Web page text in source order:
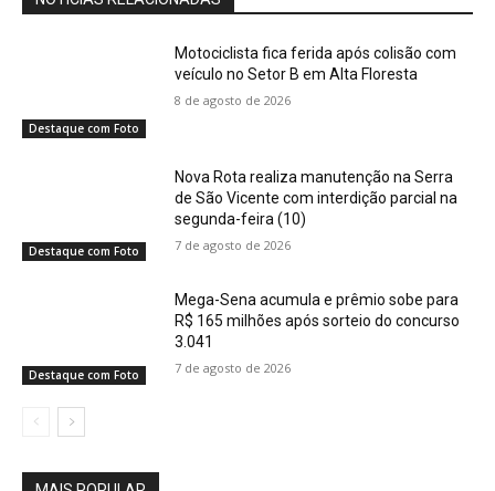
Destaque com Foto
Motociclista fica ferida após colisão com
veículo no Setor B em Alta Floresta
8 de agosto de 2026
Destaque com Foto
Nova Rota realiza manutenção na Serra
de São Vicente com interdição parcial na
segunda-feira (10)
7 de agosto de 2026
Destaque com Foto
Mega-Sena acumula e prêmio sobe para
R$ 165 milhões após sorteio do concurso
3.041
7 de agosto de 2026